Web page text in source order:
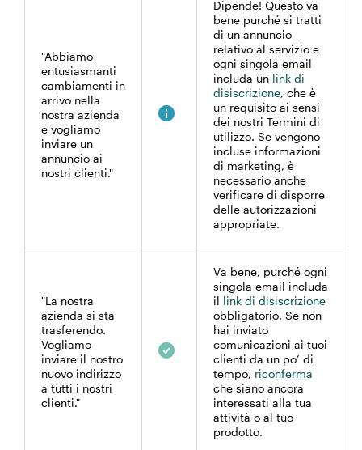
"Abbiamo
entusiasmanti
cambiamenti in
arrivo nella
nostra azienda
e vogliamo
inviare un
annuncio ai
nostri clienti."
Dipende! Questo va
bene purché si tratti
di un annuncio
relativo al servizio e
ogni singola email
includa un link di
disiscrizione, che è
un requisito ai sensi
dei nostri Termini di
utilizzo. Se vengono
incluse informazioni
di marketing, è
necessario anche
verificare di disporre
delle autorizzazioni
appropriate.
"La nostra
azienda si sta
trasferendo.
Vogliamo
inviare il nostro
nuovo indirizzo
a tutti i nostri
clienti."
Va bene, purché ogni
singola email includa
il link di disiscrizione
obbligatorio. Se non
hai inviato
comunicazioni ai tuoi
clienti da un po’ di
tempo, riconferma
che siano ancora
interessati alla tua
attività o al tuo
prodotto.